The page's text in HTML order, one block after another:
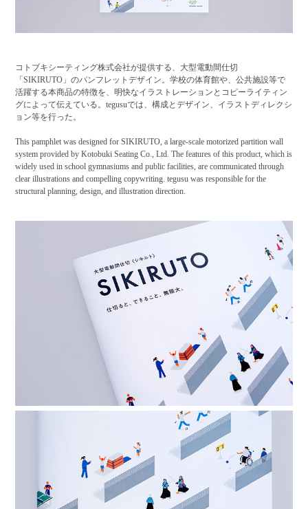
コトブキシーティング株式会社が提供する、大型電動間仕切
「SIKIRUTO」のパンフレットデザイン。学校の体育館や、公共施設等で
活躍する本商品の特徴を、明快なイラストレーションとコピーライティン
グによって伝えている。tegusuでは、構成とデザイン、イラストディレクシ
ョン等を行った。
This pamphlet was designed for SIKIRUTO, a large-scale motorized partition wall
system provided by Kotobuki Seating Co., Ltd. The features of this product, which is
widely used in school gymnasiums and public facilities, are communicated through
clear illustrations and compelling copywriting. tegusu was responsible for the
structural planning, design, and illustration direction.